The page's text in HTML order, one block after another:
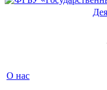
О нас